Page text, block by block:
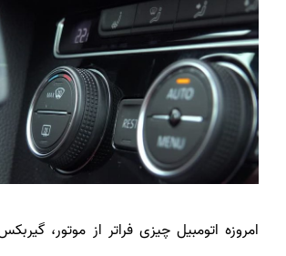
امروزه اتومبیل چیزی فراتر از موتور،